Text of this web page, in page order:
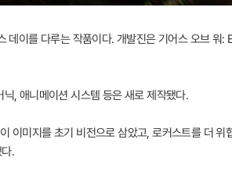
이를 다루는 작품이다. 개발진은 기어스 오브 워:
, 애니메이션 시스템 등은 새로 제작됐다.
이미지를 초기 비전으로 삼았고, 로커스트를 더 위
.